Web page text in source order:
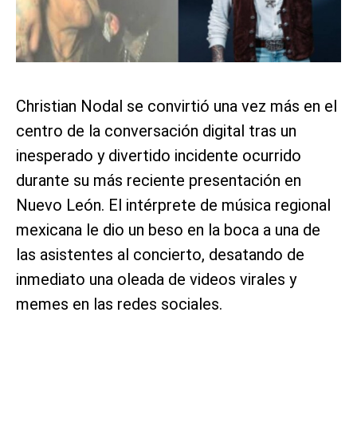
Christian Nodal se convirtió una vez más en el
centro de la conversación digital tras un
inesperado y divertido incidente ocurrido
durante su más reciente presentación en
Nuevo León. El intérprete de música regional
mexicana le dio un beso en la boca a una de
las asistentes al concierto, desatando de
inmediato una oleada de videos virales y
memes en las redes sociales.